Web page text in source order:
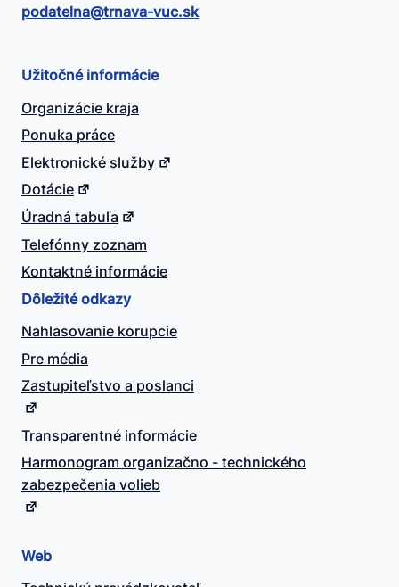
podatelna@​trnava-vuc.sk
Užitočné informácie
Organizácie kraja
Ponuka práce
Elektronické služby
Dotácie
Úradná tabuľa
Telefónny zoznam
Kontaktné informácie
Dôležité odkazy
Nahlasovanie korupcie
Pre média
Zastupiteľstvo a poslanci
Transparentné informácie
Harmonogram organizačno - technického
zabezpečenia volieb
Web